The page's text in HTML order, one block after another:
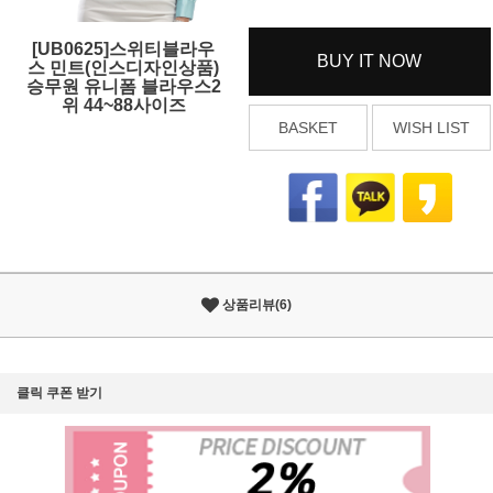
[UB0625]스위티블라우
스 민트(인스디자인상품)
승무원 유니폼 블라우스2
위 44~88사이즈
BUY IT NOW
BASKET WISH LIST
상품리뷰(6)
클릭 쿠폰 받기